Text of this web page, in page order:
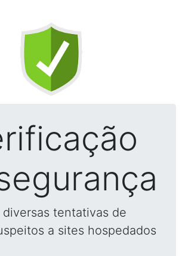
diversas tentativas de
a sites hospedados